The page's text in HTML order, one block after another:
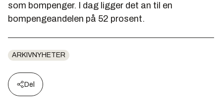
som bompenger. I dag ligger det an til en
bompengeandelen på 52 prosent.
ARKIVNYHETER
Del